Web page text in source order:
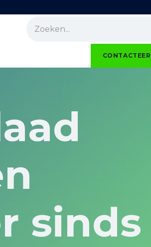
kmo unit te huur
sinds